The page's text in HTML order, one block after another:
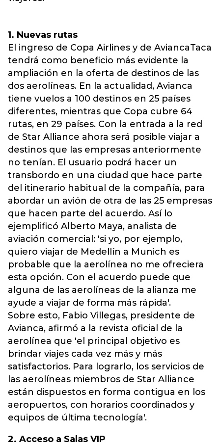
1. Nuevas rutas
El ingreso de Copa Airlines y de AviancaTaca
tendrá como beneficio más evidente la
ampliación en la oferta de destinos de las
dos aerolíneas. En la actualidad, Avianca
tiene vuelos a 100 destinos en 25 países
diferentes, mientras que Copa cubre 64
rutas, en 29 países. Con la entrada a la red
de Star Alliance ahora será posible viajar a
destinos que las empresas anteriormente
no tenían. El usuario podrá hacer un
transbordo en una ciudad que hace parte
del itinerario habitual de la compañía, para
abordar un avión de otra de las 25 empresas
que hacen parte del acuerdo. Así lo
ejemplificó Alberto Maya, analista de
aviación comercial: 'si yo, por ejemplo,
quiero viajar de Medellín a Munich es
probable que la aerolínea no me ofreciera
esta opción. Con el acuerdo puede que
alguna de las aerolíneas de la alianza me
ayude a viajar de forma más rápida'.
Sobre esto, Fabio Villegas, presidente de
Avianca, afirmó a la revista oficial de la
aerolínea que 'el principal objetivo es
brindar viajes cada vez más y más
satisfactorios. Para lograrlo, los servicios de
las aerolíneas miembros de Star Alliance
están dispuestos en forma contigua en los
aeropuertos, con horarios coordinados y
equipos de última tecnología'.
2. Acceso a Salas VIP